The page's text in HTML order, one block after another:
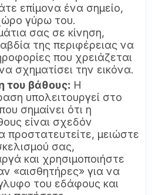
επίμονα ένα σημείο,
γύρω του.
σας σε κίνηση,
της περιφέρειας να
που χρειάζεται
σχηματίσει την εικόνα.
του βάθους: Η
υπολειτουργεί στο
σημαίνει ότι η
είναι σχεδόν
προστατευτείτε, μειώστε
σας,
και χρησιμοποιήστε
«αισθητήρες» για να
του εδάφους και